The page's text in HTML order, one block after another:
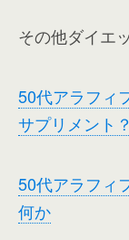
その他ダイエ
50代アラフィ
サプリメント
50代アラフィ
何か